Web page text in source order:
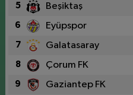
5 Beşiktaş
6 Eyüpspor
7 Galatasaray
8 Çorum FK
9 Gaziantep FK